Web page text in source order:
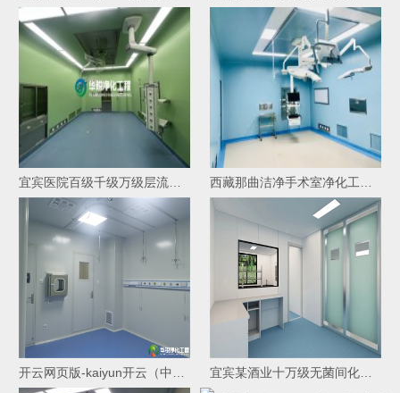
宜宾医院百级千级万级层流净化手术室装修施工竣工效果
宜宾某酒业十万级无菌间化验室签约进场施工